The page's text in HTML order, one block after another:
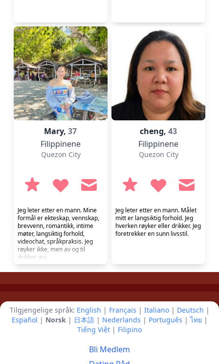
Mary,37
Filippinene
Quezon City
Jeg leter etter en mann. Mine
formål er ekteskap, vennskap,
brevvenn, romantikk, intime
møter, langsiktig forhold,
videochat, språkpraksis. Jeg
røyker ikke, men av og til
drikker jeg.
cheng, 43
Filippinene
Quezon City
Jeg leter etter en mann. Målet
mitt er langsiktig forhold. Jeg
hverken røyker eller drikker. Jeg
foretrekker en sunn livsstil.
Tilgjengelige språk: English | Français | Italiano| Deutsch |
Español | Norsk| 日本語| Nederlands | Português |ไทย |
Tiếng Việt | Filipino
Bli Medlem